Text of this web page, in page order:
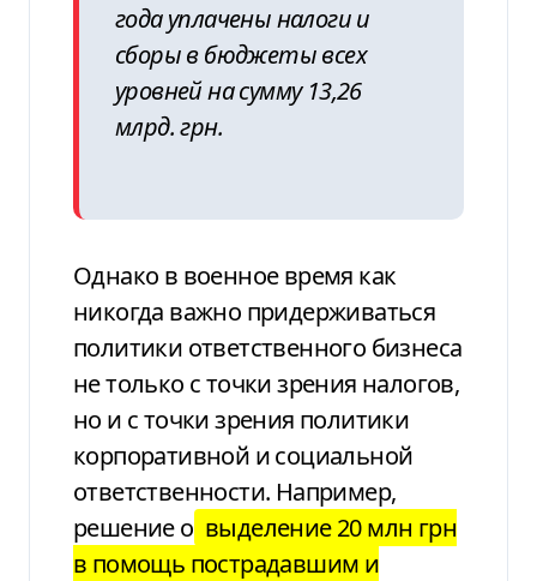
года уплачены налоги и
сборы в бюджеты всех
уровней на сумму 13,26
млрд. грн.
Однако в военное время как
никогда важно придерживаться
политики ответственного бизнеса
не только с точкизрения налогов,
но и с точки зрения политики
корпоративной и социальной
ответственности. Например,
решениео выделение 20 млн грн
в помощь пострадавшим и